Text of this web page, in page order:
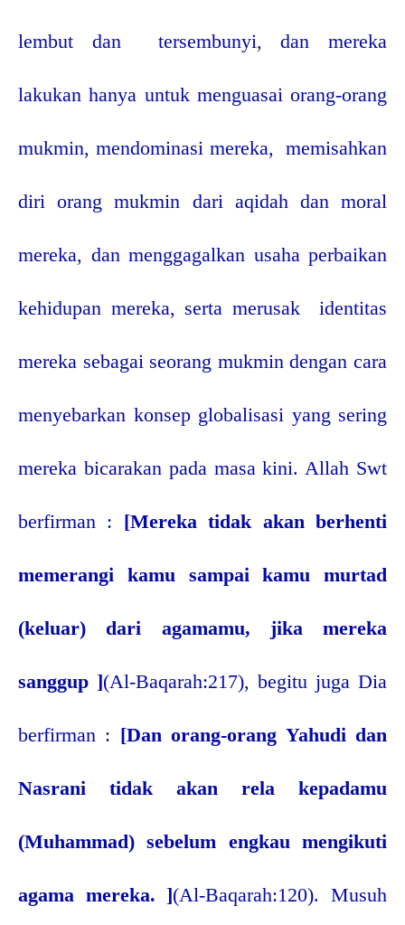
lembut dan tersembunyi, dan mereka
lakukan hanya untuk menguasai orang-orang
mukmin, mendominasi mereka, memisahkan
diri orang mukmin dari aqidah dan moral
mereka, dan menggagalkan usaha perbaikan
kehidupan mereka, serta merusak identitas
mereka sebagai seorang mukmin dengan cara
menyebarkan konsep globalisasi yang sering
mereka bicarakan pada masa kini. Allah Swt
berfirman : [Mereka tidak akan berhenti
memerangi kamu sampai kamu murtad
(keluar) dari agamamu, jika mereka
sanggup ](Al-Baqarah:217), begitu juga Dia
berfirman : [Dan orang-orang Yahudi dan
Nasrani tidak akan rela kepadamu
(Muhammad) sebelum engkau mengikuti
agama mereka. ](Al-Baqarah:120). Musuh